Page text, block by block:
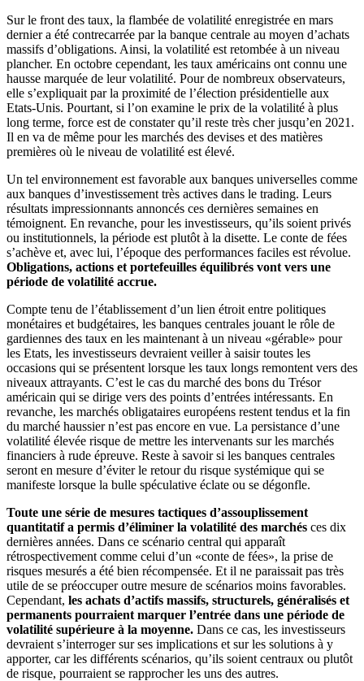
Sur le front des taux, la flambée de volatilité enregistrée en mars
dernier a été contrecarrée par la banque centrale au moyen d’achats
massifs d’obligations. Ainsi, la volatilité est retombée à un niveau
plancher. En octobre cependant, les taux américains ont connu une
hausse marquée de leur volatilité. Pour de nombreux observateurs,
elle s’expliquait par la proximité de l’élection présidentielle aux
Etats-Unis. Pourtant, si l’on examine le prix de la volatilité à plus
long terme, force est de constater qu’il reste très cher jusqu’en 2021.
Il en va de même pour les marchés des devises et des matières
premières où le niveau de volatilité est élevé.
Un tel environnement est favorable aux banques universelles comme
aux banques d’investissement très actives dans le trading. Leurs
résultats impressionnants annoncés ces dernières semaines en
témoignent. En revanche, pour les investisseurs, qu’ils soient privés
ou institutionnels, la période est plutôt à la disette. Le conte de fées
s’achève et, avec lui, l’époque des performances faciles est révolue.
Obligations, actions et portefeuilles équilibrés vont vers une
période de volatilité accrue.
Compte tenu de l’établissement d’un lien étroit entre politiques
monétaires et budgétaires, les banques centrales jouant le rôle de
gardiennes des taux en les maintenant à un niveau «gérable» pour
les Etats, les investisseurs devraient veiller à saisir toutes les
occasions qui se présentent lorsque les taux longs remontent vers des
niveaux attrayants. C’est le cas du marché des bons du Trésor
américain qui se dirige vers des points d’entrées intéressants. En
revanche, les marchés obligataires européens restent tendus et la fin
du marché haussier n’est pas encore en vue. La persistance d’une
volatilité élevée risque de mettre les intervenants sur les marchés
financiers à rude épreuve. Reste à savoir si les banques centrales
seront en mesure d’éviter le retour du risque systémique qui se
manifeste lorsque la bulle spéculative éclate ou se dégonfle.
Toute une série de mesures tactiques d’assouplissement
quantitatif a permis d’éliminer la volatilité des marchés ces dix
dernières années. Dans ce scénario central qui apparaît
rétrospectivement comme celui d’un «conte de fées», la prise de
risques mesurés a été bien récompensée. Et il ne paraissait pas très
utile de se préoccuper outre mesure de scénarios moins favorables.
Cependant, les achats d’actifs massifs, structurels, généralisés et
permanents pourraient marquer l’entrée dans une période de
volatilité supérieure à la moyenne. Dans ce cas, les investisseurs
devraient s’interroger sur ses implications et sur les solutions à y
apporter, car les différents scénarios, qu’ils soient centraux ou plutôt
de risque, pourraient se rapprocher les uns des autres.